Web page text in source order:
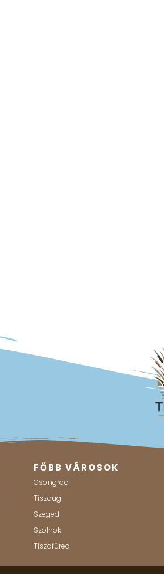
FŐBB VÁROSOK
Csongrád
Tiszaug
Szeged
Szolnok
Tiszafüred